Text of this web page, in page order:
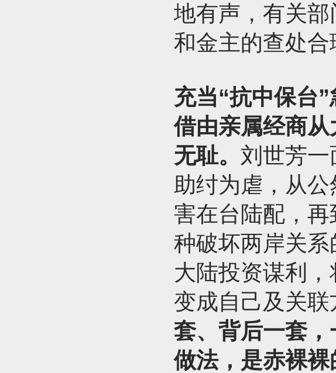
地有声，有关部
和金主的查处合
充当“抗中保台
借由亲属经商
无耻。 刘世芳一
助纣为虐，从公
害在台陆配，
种破坏两岸关
大陆投资谋利
变成自己及关联
套、背后一套
做法，是赤裸